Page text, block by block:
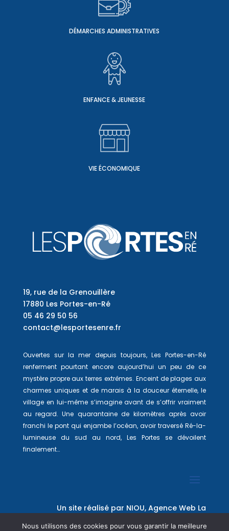
DÉMARCHES ADMINISTRATIVES
ENFANCE & JEUNESSE
VIE ÉCONOMIQUE
19, rue de la Grenouillère
17880 Les Portes-en-Ré
05 46 29 50 56
contact@lesportesenre.fr
Ouvertes sur la mer depuis toujours, Les Portes-en-Ré
renferment pourtant encore aujourd’hui un peu de ce
mystère propre aux terres extrêmes. Enceint de plages aux
charmes uniques et de marais à la douceur éternelle, le
village en lui-même s’imagine avant de s’offrir vraiment
au regard. Une quarantaine de kilomètres après avoir
franchi le pont qui enjambe l’océan, avoir traversé Ré-la-
lumineuse du sud au nord, Les Portes se dévoilent
finalement…
Un site réalisé par NIOU, Agence Web La
Nous utilisons des cookies pour vous garantir la meilleure